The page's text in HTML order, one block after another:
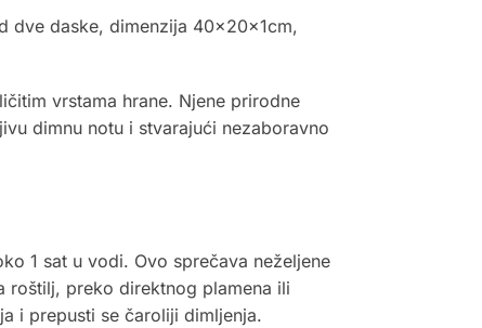
dve daske, dimenzija 40x20x1cm,
vrstama hrane. Njene prirodne
dimnu notu i stvarajući nezaboravno
1 sat u vodi. Ovo sprečava neželjene
roštilj, preko direktnog plamena ili
i prepusti se čaroliji dimljenja.